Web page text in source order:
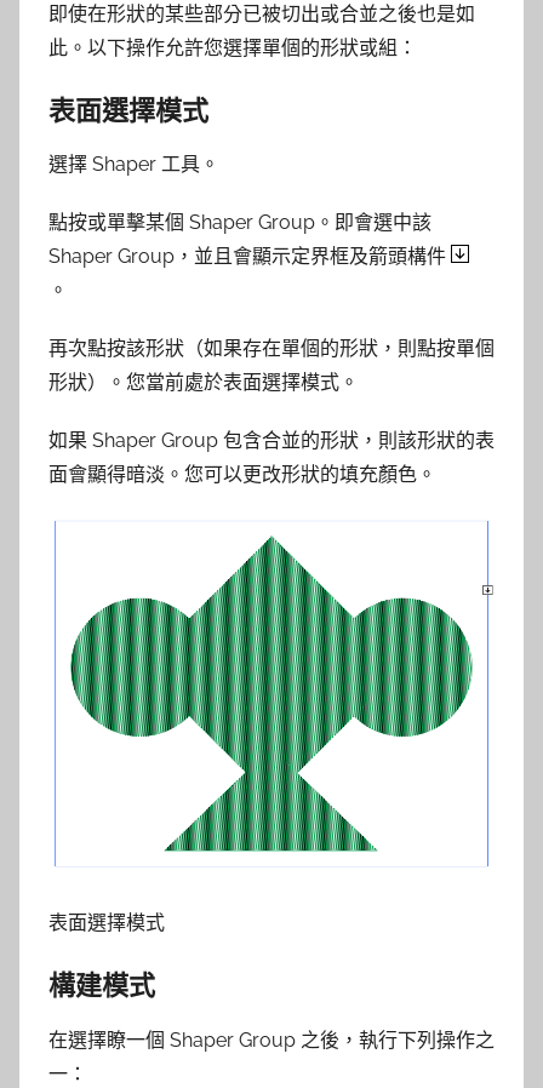
即使在形狀的某些部分已被切出或合並之後也是如
此。以下操作允許您選擇單個的形狀或組：
表面選擇模式
選擇 Shaper 工具。
點按或單擊某個 Shaper Group。即會選中該
Shaper Group，並且會顯示定界框及箭頭構件
。
再次點按該形狀（如果存在單個的形狀，則點按單個
形狀）。您當前處於表面選擇模式。
如果 Shaper Group 包含合並的形狀，則該形狀的表
面會顯得暗淡。您可以更改形狀的填充顏色。
表面選擇模式
構建模式
在選擇瞭一個 Shaper Group 之後，執行下列操作之
一：